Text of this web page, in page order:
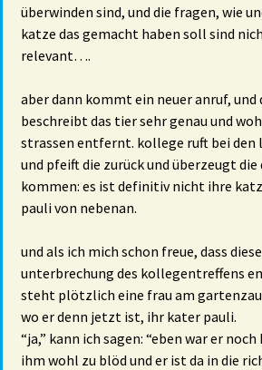
überwinden sind, und die fragen, wie
katze das gemacht haben soll sind
relevant….
aber dann kommt ein neuer anruf, und
beschreibt das tier sehr genau und
strassen entfernt. kollege ruft bei den
und pfeift die zurück und überzeugt die
kommen: es ist definitiv nicht ihre
pauli von nebenan.
und als ich mich schon freue, dass
unterbrechung des kollegentreffens
steht plötzlich eine frau am
wo er denn jetzt ist, ihr kater pauli.
“ja,” kann ich sagen: “eben war er
ihm wohl zu blöd und er ist da in die